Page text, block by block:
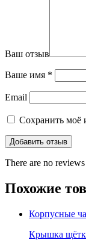
Ваш отзыв
Ваше имя *
Email
Сохранить моё
There are no
Похожие
Корпусные
Крышка